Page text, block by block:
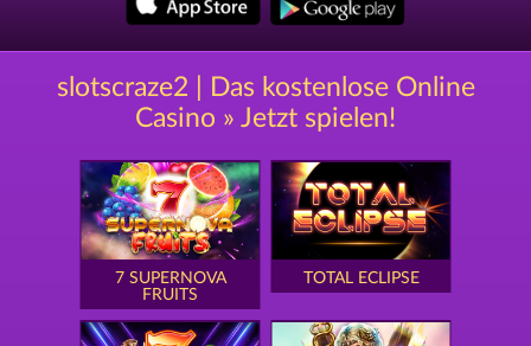
slotscraze2 | Das kostenlose Online
Casino » Jetzt spielen!
7 SUPERNOVA
FRUITS
TOTAL ECLIPSE